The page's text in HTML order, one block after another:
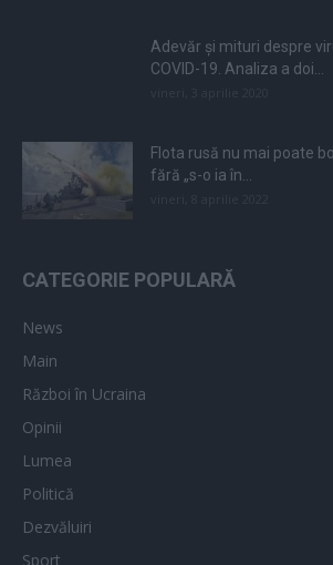
Adevăr și mituri despre
COVID-19. Analiza a doi...
Flota rusă nu mai poate
fără „s-o ia în...
CATEGORIE POPULARĂ
News
Main
Război în Ucraina
Opinii
Lumea
Politică
Dezvăluiri
Sport